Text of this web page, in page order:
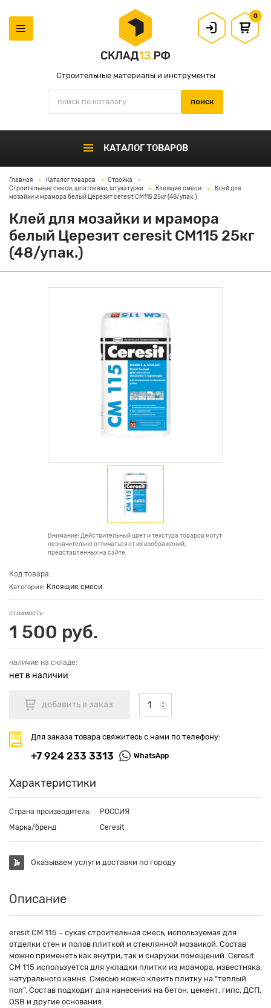
Строительные материалы и инструменты
0
КАТАЛОГ ТОВАРОВ
Главная Каталог товаров
Стройка
Строительные смеси, шпатлевки, штукатурки
Клеящие смеси
Клей для
мозайки и мрамора белый Церезит ceresit СМ115 25кг (48/упак.)
Клей для мозайки и мрамора
белый Церезит ceresit СМ115 25кг
(48/упак.)
Внимание! Действительный цвет и текстура товаров могут
незначительно отличаться от их изображений,
представленных на сайте.
Код товара:
Категория: Клеящие смеси
стоимость:
1 500 руб.
наличие на складе:
нет в наличии
Для заказа товара свяжитесь с нами по телефону:
+7 924 233 3313 WhatsApp
Характеристики
Страна производитель
РОССИЯ
Марка/бренд
Ceresit
Оказываем услуги доставки по городу
Описание
eresit CM 115 – сухая строительная смесь, используемая для
отделки стен и полов плиткой и стеклянной мозаикой. Состав
можно применять как внутри, так и снаружи помещений. Ceresit
CM 115 используется для укладки плитки из мрамора, известняка,
натурального камня. Смесью можно клеить плитку на “теплый
пол”. Состав подходит для нанесения на бетон, цемент, гипс, ДСП,
OSB и другие основания.